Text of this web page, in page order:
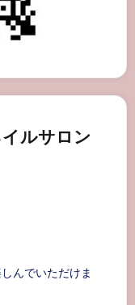
ルサロン
んでいただけま